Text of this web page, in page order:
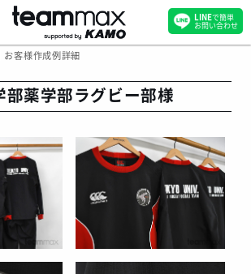
お客様作成例詳細
部薬学部ラグビー部様
LINEで簡単
お問い合わせ